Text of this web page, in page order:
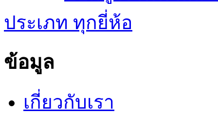
ประเภท ทุกยี่ห้อ
ข้อมูล
เกี่ยวกับเรา